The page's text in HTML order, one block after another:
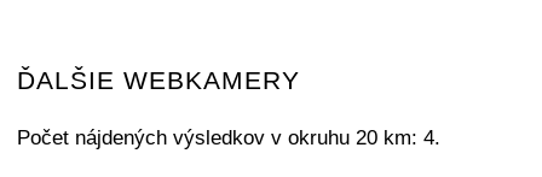
ĎALŠIE WEBKAMERY
Počet nájdených výsledkov v okruhu 20 km: 4.